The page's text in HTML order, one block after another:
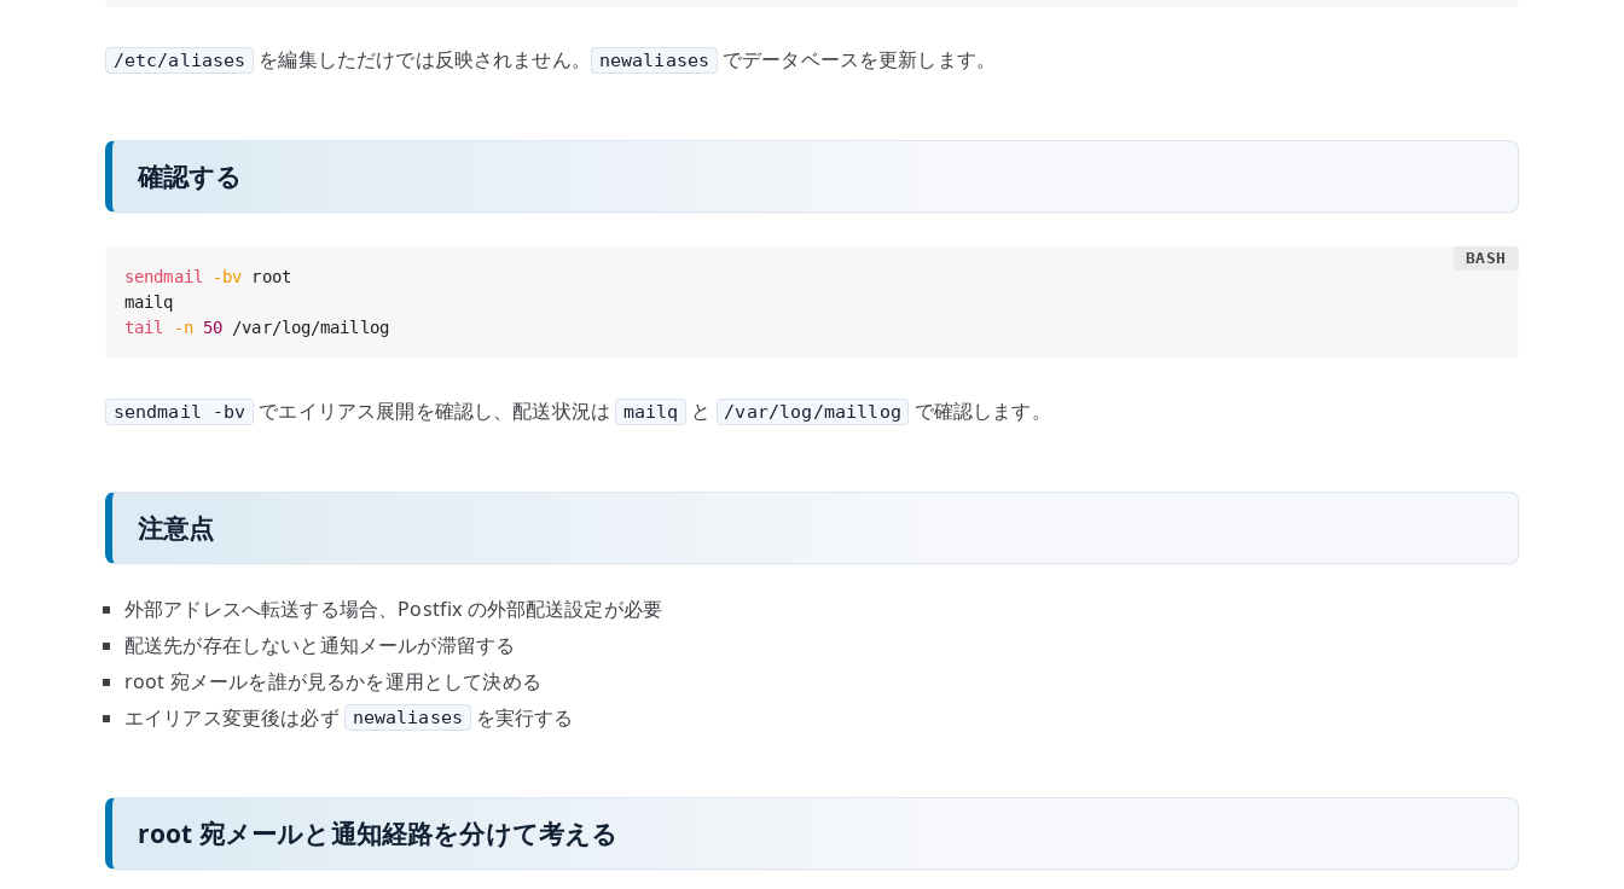
/etc/aliases を編集しただけでは反映されません。 newaliases でデータベースを更新します。
確認する
sendmail -bv root
tail
-n 50 /var/log/maillog
sendmail -bv でエイリアス展開を確認し、配送状況は mailq と /var/log/maillog で確認します。
注意点
外部アドレスへ転送する場合、Postfix の外部配送設定が必要
配送先が存在しないと通知メールが滞留する
root 宛メールを誰が見るかを運用として決める
エイリアス変更後は必ず
newaliases を実行する
root 宛メールと通知経路を分けて考える